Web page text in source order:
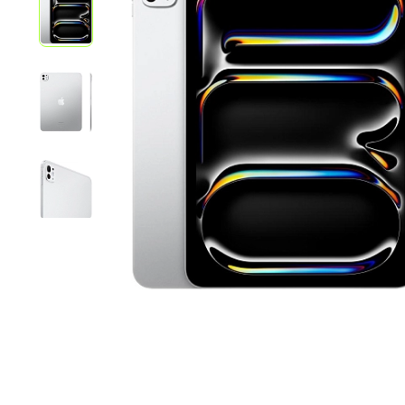
iPhone 13
iPhone 12
iPhone 11
iPhone SE
Poco
F Series
M Series
X Series